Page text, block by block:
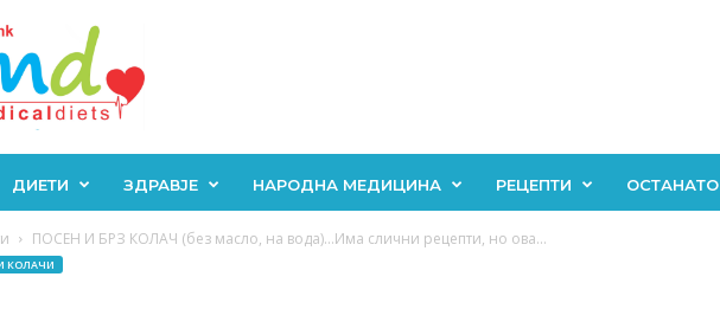
ДИЕТИ ЗДРАВЈЕ НАРОДНА МЕДИЦИНА РЕЦЕПТИ ОСТАНАТО
ПОСЕН И БРЗ КОЛАЧ (без масло, на вода)…Има слични рецепти, но ова...
КОЛАЧИ